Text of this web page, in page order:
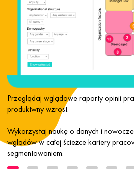
Przeglądaj wglądowe raporty opinii
produktwny wzrost.
Wykorzystaj naukę o danych i
wglądów w całej ścieżce kariery
segmentowaniem.